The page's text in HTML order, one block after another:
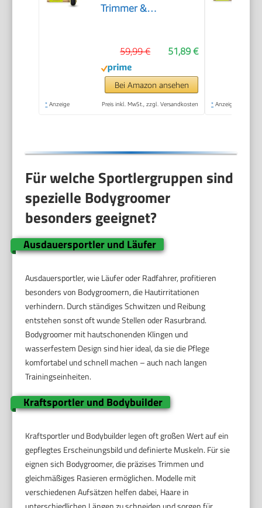
Trimmer &
Trimmaufsätze
(1/3/5 mm), 2x
Körperaufsätze, Nass-
& Trockenrasur für
51,89 €
59,99 €
Bei Amazon ansehen
* Anzeige Preis inkl. MwSt., zzgl. Versandkosten * Anzeige
Für welche Sportlergruppen sind
spezielle Bodygroomer
besonders geeignet?
Ausdauersportler und Läufer
Ausdauersportler, wie Läufer oder Radfahrer, profitieren
besonders von Bodygroomern, die Hautirritationen
verhindern. Durch ständiges Schwitzen und Reibung
entstehen sonst oft wunde Stellen oder Rasurbrand.
Bodygroomer mit hautschonenden Klingen und
wasserfestem Design sind hier ideal, da sie die Pflege
komfortabel und schnell machen – auch nach langen
Trainingseinheiten.
Kraftsportler und Bodybuilder
Kraftsportler und Bodybuilder legen oft großen Wert auf ein
gepflegtes Erscheinungsbild und definierte Muskeln. Für sie
eignen sich Bodygroomer, die präzises Trimmen und
gleichmäßiges Rasieren ermöglichen. Modelle mit
verschiedenen Aufsätzen helfen dabei, Haare in